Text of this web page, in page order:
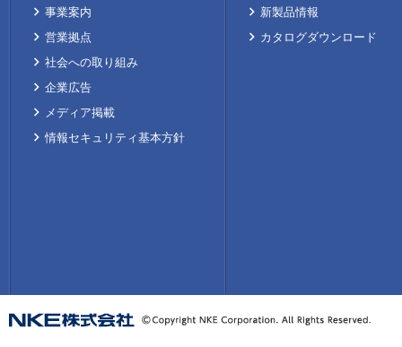
事業案内
営業拠点
社会への取り組み
企業広告
メディア掲載
情報セキュリティ基本方針
新製品情報
カタログダウンロード